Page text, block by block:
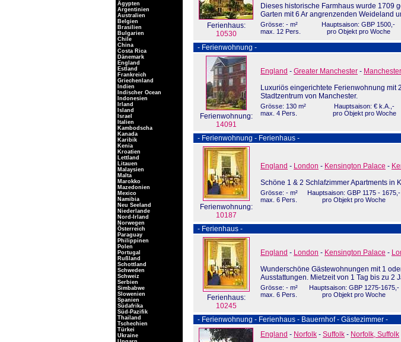
Ferienhaus:
10530
Dieses historische Farmhaus wurde 1709
Garten mit 6 Ar angrenzenden Weideland
Grösse: - m²
max. 12 Pers.
Hauptsaison: GBP 1500,-
pro Objekt pro Woche
- Ferienwohnung -
Ferienwohnung:
14091
England - Greater Manchester - Manchester
Luxuriös eingerichtete Ferienwohnung mit
Stadtzentrum von Manchester.
Grösse: 130 m²
max. 4 Pers.
Hauptsaison: € k.A.,-
pro Objekt pro Woche
- Ferienwohnung - Ferienhaus -
Ferienwohnung:
10187
England - London - Kensington Palace -
Schöne 1 & 2 Schlafzimmer Apartments in
Grösse: - m²
max. 6 Pers.
Hauptsaison: GBP 1175 - 1675,-
pro Objekt pro Woche
- Ferienhaus -
Ferienhaus:
10245
England - London - Kensington Palace -
Wunderschöne Gästewohnungen mit 1
Ausstattungen. Mietzeit von 1 Tag bis zu 2
Grösse: - m²
max. 6 Pers.
Hauptsaison: GBP 1275-1675,-
pro Objekt pro Woche
- Ferienwohnung - Ferienhaus - Bauernhof - Gästezimmer -
England - Norfolk - Suffolk - Norfolk, Suffolk
Ägypten
Argentinien
Australien
Belgien
Brasilien
Bulgarien
Chile
China
Costa Rica
Dänemark
England
Estland
Frankreich
Griechenland
Indien
Indischer Ocean
Indonesien
Irland
Island
Israel
Italien
Kambodscha
Kanada
Karibik
Kenia
Kroatien
Lettland
Litauen
Malaysien
Malta
Marokko
Mazedonien
Mexico
Namibia
Neu Seeland
Niederlande
Nord-Irland
Norwegen
Österreich
Paraguay
Philippinen
Polen
Portugal
Rußland
Schottland
Schweden
Schweiz
Serbien
Simbabwe
Slowenien
Spanien
Südafrika
Süd-Pazifik
Thailand
Tschechien
Türkei
Ukraine